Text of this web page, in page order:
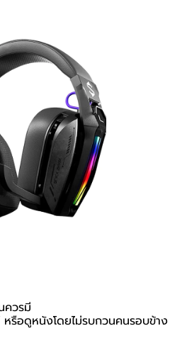
ควรมี
รือดูหนังโดยไม่รบกวนคนรอบข้าง